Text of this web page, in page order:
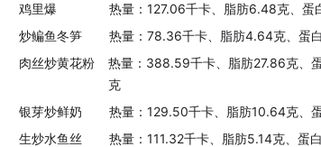
鸡里爆
热量：127.06千卡、脂肪6.48克、
炒鳊鱼冬笋 热量：78.36千卡、脂肪4.64克、蛋
肉丝炒黄花粉
热量：388.59千卡、脂肪27.86克、
克
银芽炒鲜奶
热量：129.50千卡、脂肪10.64克、
生炒水鱼丝
热量：111.32千卡、脂肪5.14克、蛋